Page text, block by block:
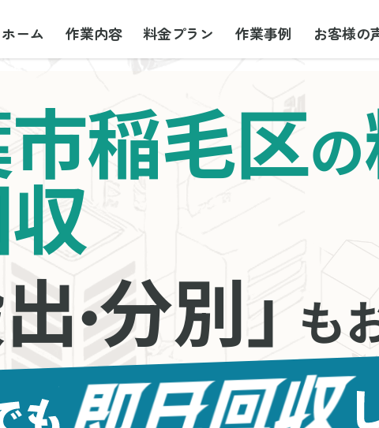
ホーム 作業内容 料金プラン 作業事例 お客様の
稲毛区の
・分別」も